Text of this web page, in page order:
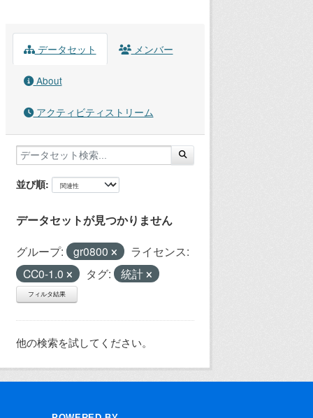
データセット メンバー
About
アクティビティストリーム
並び順
データセットが見つかりません
グループ: gr0800
ライセンス:
CC0-1.0
タグ: 統計
フィルタ結果
他の検索を試してください。